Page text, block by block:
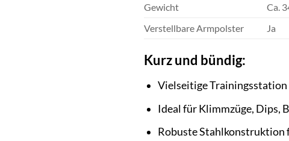
Gewicht
Ca.
Verstellbare Armpolster
Ja
Kurz und bündig:
Vielseitige
Ideal für Klimmzüge, Dips,
Robuste Stahlkonstruktion